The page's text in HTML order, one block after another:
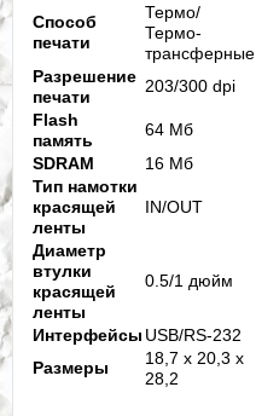
Способ
печати
Термо/
Термо-
трансферные
Разрешение
печати
203/300 dpi
Flash
память
64 Мб
SDRAM
16 Мб
Тип намотки
красящей
ленты
IN/OUT
Диаметр
втулки
красящей
ленты
0.5/1 дюйм
Интерфейсы USB/RS-232
Размеры
18,7 x 20,3 x
28,2